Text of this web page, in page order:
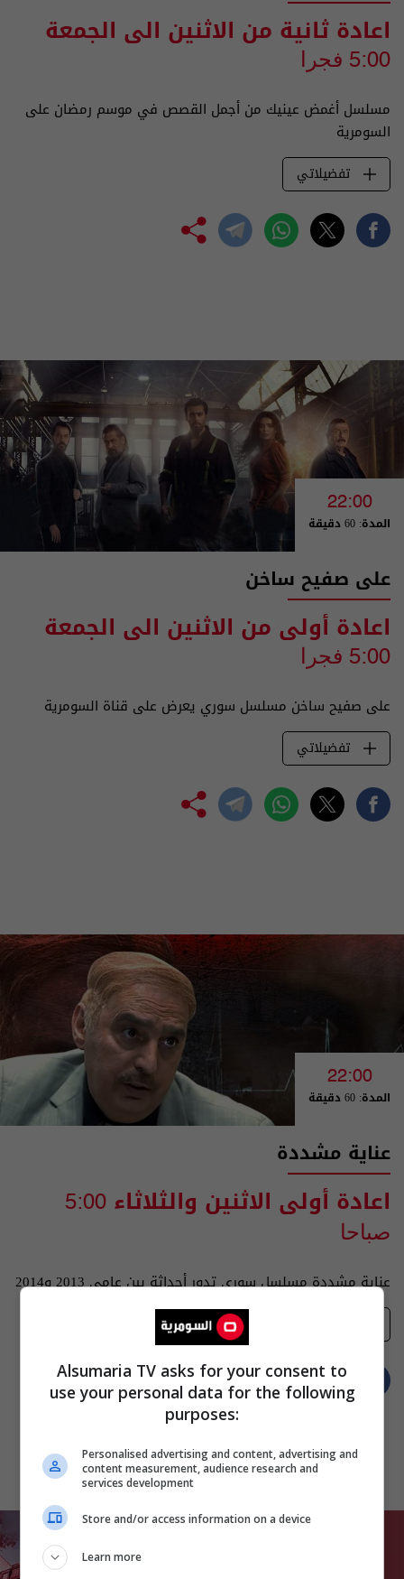
اعادة ثانية من الاثنين الى الجمعة
5:00 فجرا
مسلسل أغمض عينيك من أجمل القصص في موسم رمضان على
السومرية
تفضيلاتي
22:00
المدة: 60 دقيقة
على صفيح ساخن
اعادة أولى من الاثنين الى الجمعة
5:00 فجرا
على صفيح ساخن مسلسل سوري يعرض على قناة السومرية
تفضيلاتي
22:00
المدة: 60 دقيقة
عناية مشددة
اعادة أولى الاثنين والثلاثاء 5:00
صباحا
عناية مشددة مسلسل سوري تدور أحداثة بين عامي 2013 و2014
Alsumaria TV asks for your consent to
use your personal data for the following
purposes:
Personalised advertising and content, advertising and
content measurement, audience research and
services development
Store and/or access information on a device
Learn more